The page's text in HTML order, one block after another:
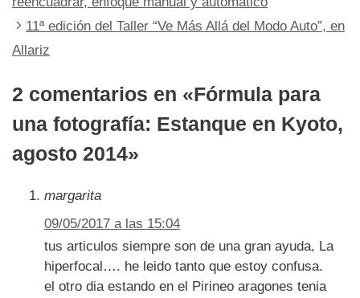
11ª edición del Taller “Ve Más Allá del Modo Auto”, en
Allariz
2 comentarios en «Fórmula para
una fotografía: Estanque en Kyoto,
agosto 2014»
margarita
09/05/2017 a las 15:04
tus articulos siempre son de una gran ayuda, La
hiperfocal…. he leido tanto que estoy confusa.
el otro dia estando en el Pirineo aragones tenia